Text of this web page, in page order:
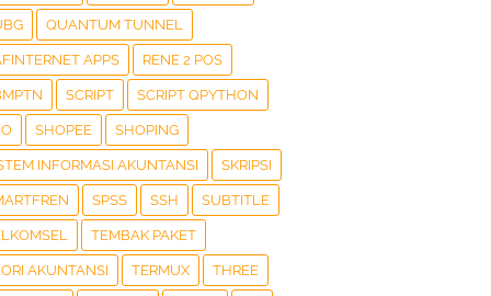
QUANTUM TUNNEL
APPS RENE 2 POS
SCRIPT SCRIPT QPYTHON
SHOPEE SHOPING
INFORMASI AKUNTANSI SKRIPSI
SPSS SSH SUBTITLE
TEMBAK PAKET
AKUNTANSI TERMUX THREE